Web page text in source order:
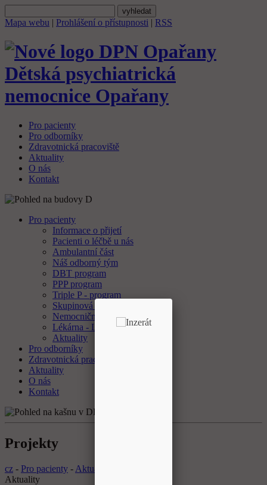
Mapa webu | Prohlášení o přístupnosti | RSS
Dětská psychiatrická
nemocnice Opařany
Pro pacienty
Pro odborníky
Zdravotnická pracoviště
Aktuality
O nás
Kontakt
Pro pacienty
Informace o přijetí
Pacienti o léčbě u nás
Ambulantní část
Náš odborný tým
DBT program
PPP program
Triple P - program
Skupinová psychoterapie
Nemocniční ombudsman
Lékárna - Laboratoř
Aktuality
Pro odborníky
Zdravotnická pracoviště
Aktuality
O nás
Kontakt
Projekty
cz - Pro pacienty - Aktuality
Aktuality